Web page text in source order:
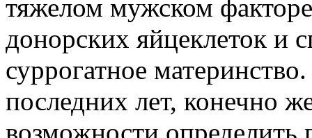
тяжелом мужском
донорских яйцеклеток и
суррогатное
последних лет, конечно
возможности определить